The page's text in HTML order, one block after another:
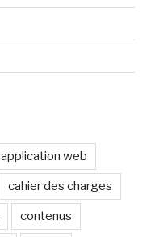
application web
cahier des charges
contenus